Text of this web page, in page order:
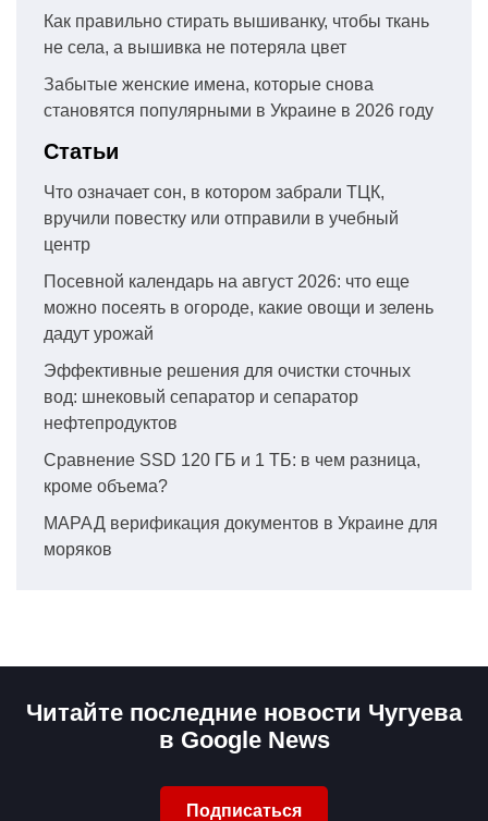
Как правильно стирать вышиванку, чтобы ткань
не села, а вышивка не потеряла цвет
Забытые женские имена, которые снова
становятся популярными в Украине в 2026 году
Статьи
Что означает сон, в котором забрали ТЦК,
вручили повестку или отправили в учебный
центр
Посевной календарь на август 2026: что еще
можно посеять в огороде, какие овощи и зелень
дадут урожай
Эффективные решения для очистки сточных
вод: шнековый сепаратор и сепаратор
нефтепродуктов
Сравнение SSD 120 ГБ и 1 ТБ: в чем разница,
кроме объема?
МАРАД верификация документов в Украине для
моряков
Читайте последние новости Чугуева
в Google News
Подписаться